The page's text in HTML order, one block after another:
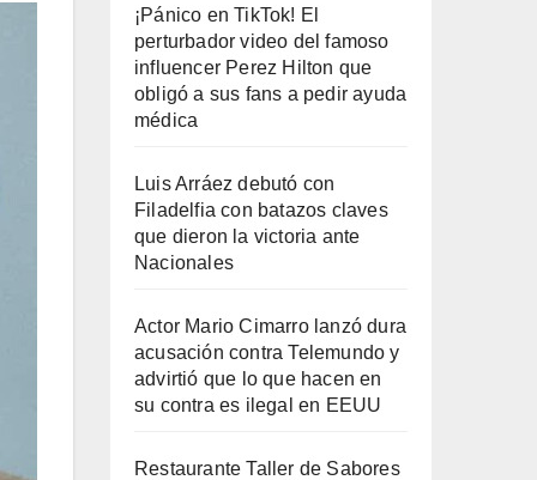
¡Pánico en TikTok! El
perturbador video del famoso
influencer Perez Hilton que
obligó a sus fans a pedir ayuda
médica
Luis Arráez debutó con
Filadelfia con batazos claves
que dieron la victoria ante
Nacionales
Actor Mario Cimarro lanzó dura
acusación contra Telemundo y
advirtió que lo que hacen en
su contra es ilegal en EEUU
Restaurante Taller de Sabores